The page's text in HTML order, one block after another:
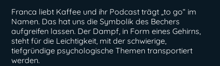
Franca liebt Kaffee und ihr Podcast trägt „to go“ im
Namen. Das hat uns die Symbolik des Bechers
aufgreifen lassen. Der Dampf, in Form eines Gehirns,
steht für die Leichtigkeit, mit der schwierige,
tiefgründige psychologische Themen transportiert
werden.